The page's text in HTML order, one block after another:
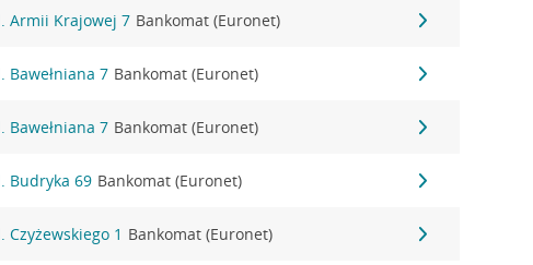
Armii Krajowej 7 Bankomat (Euronet)
Bawełniana 7 Bankomat (Euronet)
Bawełniana 7 Bankomat (Euronet)
Budryka 69 Bankomat (Euronet)
Czyżewskiego 1 Bankomat (Euronet)